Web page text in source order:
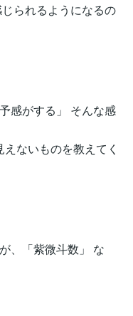
られるようになるの
感がする」 そんな感
ないものを教えてく
、「紫微斗数」 な